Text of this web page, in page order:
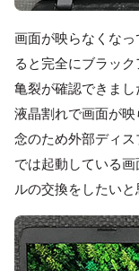
画面が映らなくな
ると完全にブラッ
亀裂が確認できまし
液晶割れで画面が
念のため外部ディ
では起動している
ルの交換をしたいと